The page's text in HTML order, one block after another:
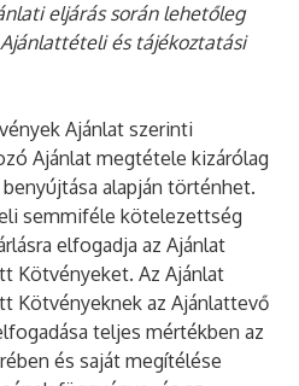
eljárás során lehetőleg
és tájékoztatási
Ajánlat szerinti
Ajánlat megtétele kizárólag
alapján történhet.
semmiféle kötelezettség
elfogadja az Ajánlat
Kötvényeket. Az Ajánlat
Kötvényeknek az Ajánlattevő
teljes mértékben az
és saját megítélése